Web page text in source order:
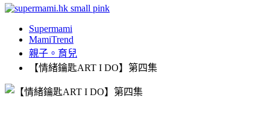
Supermami
MamiTrend
親子。育兒
【情緒鑰匙ART I DO】第四集